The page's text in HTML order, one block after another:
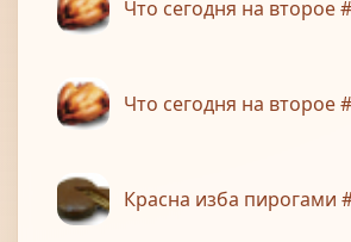
Что сегодня на второе
Что сегодня на второе
Красна изба пирогами